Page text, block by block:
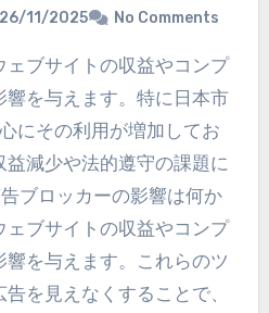
26/11/2025 No Comments
響を与えます。特に日本市
にその利用が増加してお
益減少や法的遵守の課題に
ブロッカーの影響は何か
ェブサイトの収益やコンプ
を与えます。これらのツ
を見えなくすることで、